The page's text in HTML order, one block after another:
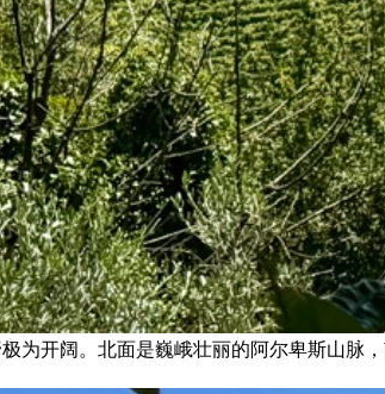
为开阔。北面是巍峨壮丽的阿尔卑斯山脉